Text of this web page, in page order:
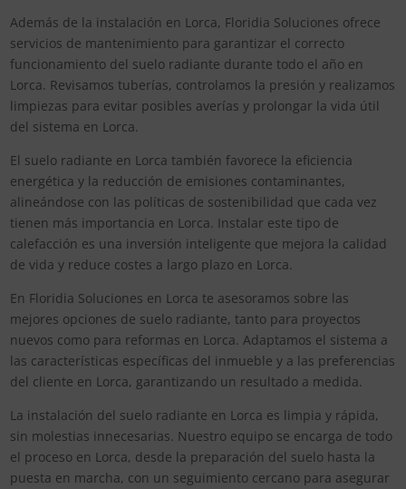
Además de la instalación en Lorca, Floridia Soluciones ofrece
servicios de mantenimiento para garantizar el correcto
funcionamiento del suelo radiante durante todo el año en
Lorca. Revisamos tuberías, controlamos la presión y realizamos
limpiezas para evitar posibles averías y prolongar la vida útil
del sistema en Lorca.
El suelo radiante en Lorca también favorece la eficiencia
energética y la reducción de emisiones contaminantes,
alineándose con las políticas de sostenibilidad que cada vez
tienen más importancia en Lorca. Instalar este tipo de
calefacción es una inversión inteligente que mejora la calidad
de vida y reduce costes a largo plazo en Lorca.
En Floridia Soluciones en Lorca te asesoramos sobre las
mejores opciones de suelo radiante, tanto para proyectos
nuevos como para reformas en Lorca. Adaptamos el sistema a
las características específicas del inmueble y a las preferencias
del cliente en Lorca, garantizando un resultado a medida.
La instalación del suelo radiante en Lorca es limpia y rápida,
sin molestias innecesarias. Nuestro equipo se encarga de todo
el proceso en Lorca, desde la preparación del suelo hasta la
puesta en marcha, con un seguimiento cercano para asegurar